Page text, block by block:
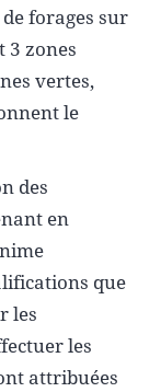
forages sur
3 zones
vertes,
le
des
en
que
les
les
attribuées